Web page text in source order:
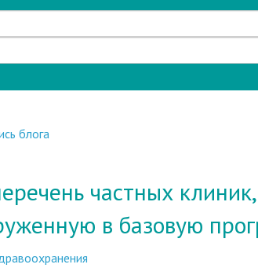
блога
частных
в базовую